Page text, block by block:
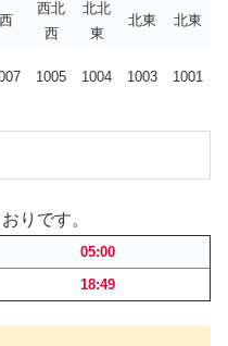
西
西北
西
北北
東
北東 北東
1005 1004 1003 1001
りです。
05:00
18:49